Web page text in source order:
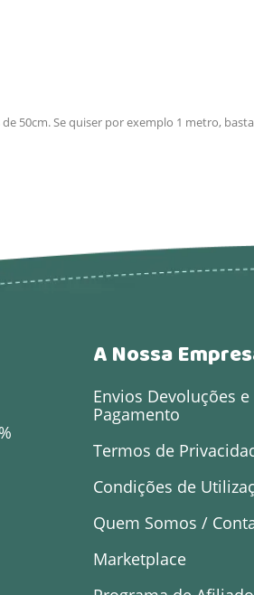
50cm. Se quiser por exemplo 1 metro,
A Nossa
Envios Devoluções
Pagamento
Termos de
Condições de
Quem Somos /
Marketplace